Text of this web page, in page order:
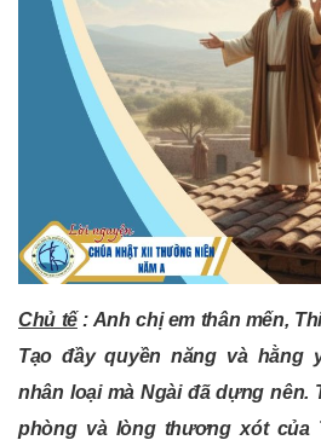
Chủ tế: Anh chị em thân mến,
Tạo đầy quyền năng và hằng
nhân loại mà Ngài đã dựng nên.
phòng và lòng thương xót của